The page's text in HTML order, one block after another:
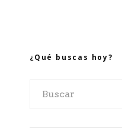
¿Qué buscas hoy?